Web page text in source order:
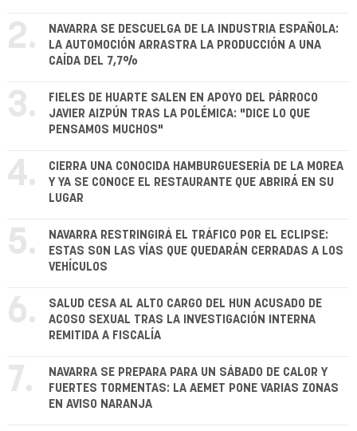
2.
NAVARRA SE DESCUELGA DE LA INDUSTRIA ESPAÑOLA:
LA AUTOMOCIÓN ARRASTRA LA PRODUCCIÓN A UNA
CAÍDA DEL 7,7%
3.
FIELES DE HUARTE SALEN EN APOYO DEL PÁRROCO
JAVIER AIZPÚN TRAS LA POLÉMICA: "DICE LO QUE
PENSAMOS MUCHOS"
4.
CIERRA UNA CONOCIDA HAMBURGUESERÍA DE LA MOREA
Y YA SE CONOCE EL RESTAURANTE QUE ABRIRÁ EN SU
LUGAR
5.
NAVARRA RESTRINGIRÁ EL TRÁFICO POR EL ECLIPSE:
ESTAS SON LAS VÍAS QUE QUEDARÁN CERRADAS A LOS
VEHÍCULOS
6.
SALUD CESA AL ALTO CARGO DEL HUN ACUSADO DE
ACOSO SEXUAL TRAS LA INVESTIGACIÓN INTERNA
REMITIDA A FISCALÍA
7.
NAVARRA SE PREPARA PARA UN SÁBADO DE CALOR Y
FUERTES TORMENTAS: LA AEMET PONE VARIAS ZONAS
EN AVISO NARANJA